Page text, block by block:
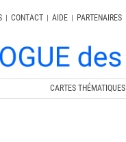
| CONTACT | AIDE |
PARTENAIRES
CARTES THÉMATIQUES